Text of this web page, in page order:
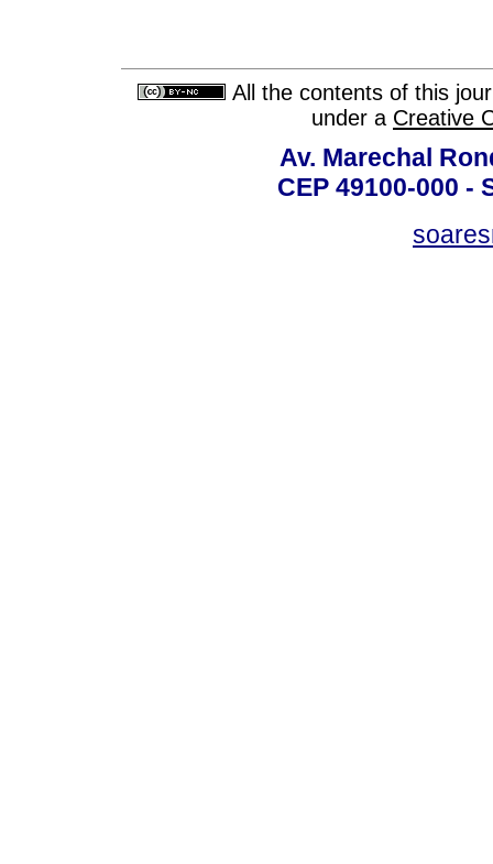
All the contents of this
under a Creative
Av. Marechal
CEP 49100-000 -